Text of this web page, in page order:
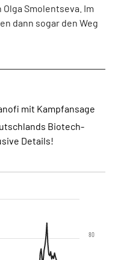
Smolentseva. Im
dann sogar den Weg
mit Kampfansage
Biotech-
Details!
80